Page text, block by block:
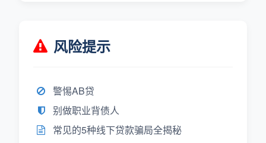
风险提示
警惕AB贷
别做职业背债人
常见的5种线下贷款骗局全揭秘